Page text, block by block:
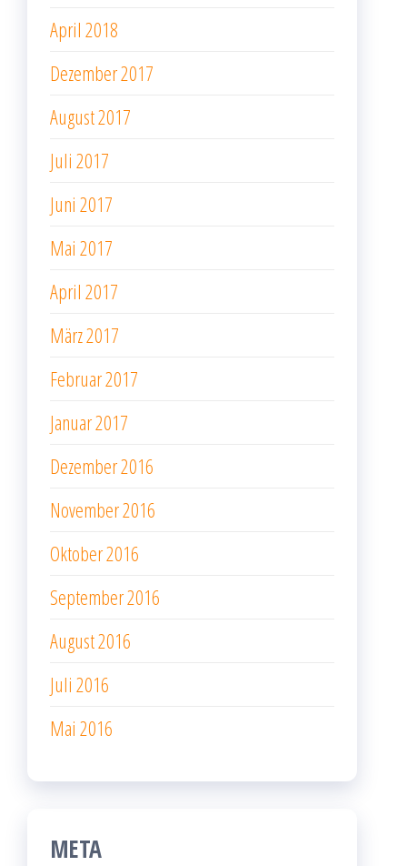
April 2018
Dezember 2017
August 2017
Juli 2017
Juni 2017
Mai 2017
April 2017
März 2017
Februar 2017
Januar 2017
Dezember 2016
November 2016
Oktober 2016
September 2016
August 2016
Juli 2016
Mai 2016
META